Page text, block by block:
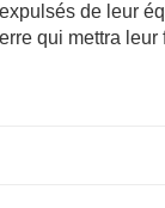
de leur
qui mettra leur